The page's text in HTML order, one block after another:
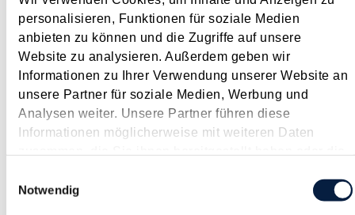
personalisieren, Funktionen für soziale Medien
anbieten zu können und die Zugriffe auf unsere
Website zu analysieren. Außerdem geben wir
Informationen zu Ihrer Verwendung unserer Website an
unsere Partner für soziale Medien, Werbung und
Analysen weiter. Unsere Partner führen diese
Informationen möglicherweise mit weiteren Daten
haben.
Notwendig
Jänner Fälligkeiten 15.1. USt für November 2019
Lohnabgaben (L, DB, DZ, GKK, Stadtkasse/Gemeinde) für
Dezember 2019 Fristen und Sonstiges Ab 1.1. Monatliche
Abgabe der Zusammenfassenden Meldung, ausgenommen...
Langtext
empfehlen drucken
2020 bringt wichtige Neuerungen beim Wirtschaftliche
Januar 2020